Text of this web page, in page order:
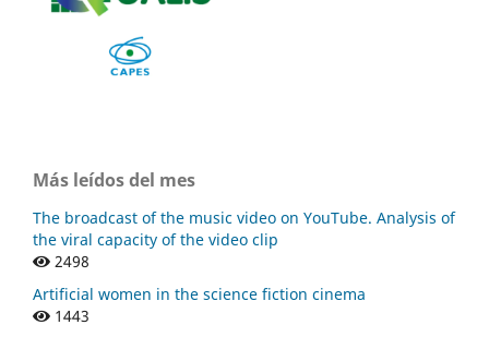
Más leídos del mes
The broadcast of the music video on YouTube. Analysis of
the viral capacity of the video clip
2498
Artificial women in the science fiction cinema
1443